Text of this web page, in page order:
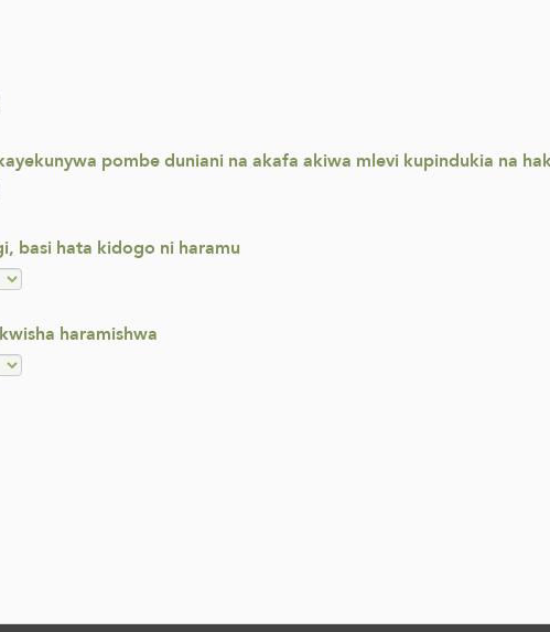
pombe duniani na akafa akiwa mlevi kupindukia na
basi hata kidogo ni haramu
haramishwa